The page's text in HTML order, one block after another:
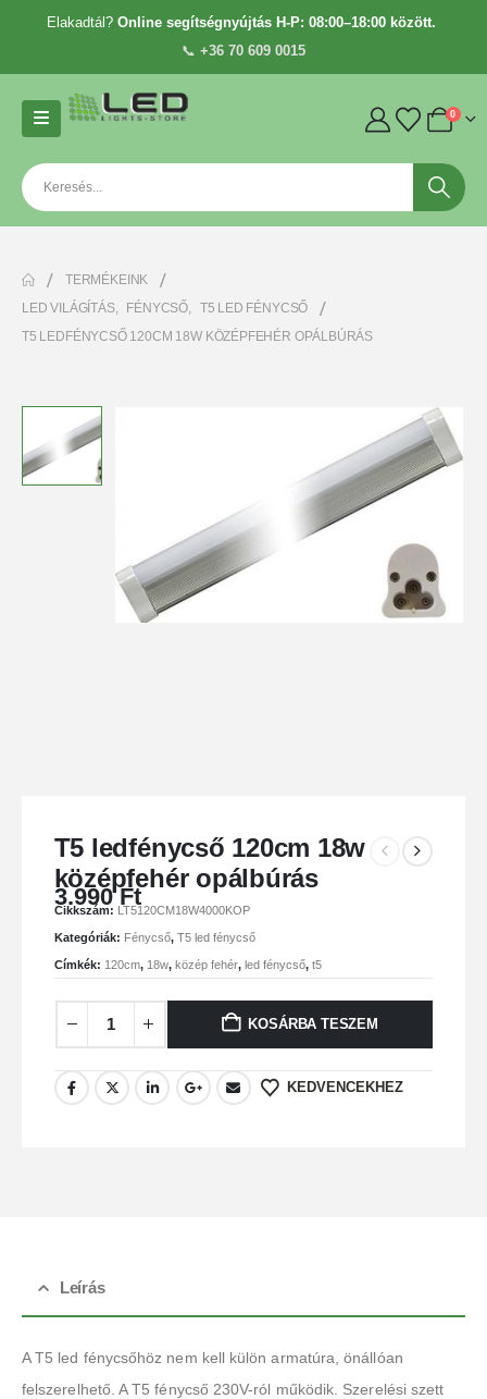
Elakadtál? Online segítségnyújtás H-P: 08:00–18:00 között.
📞 +36 70 609 0015
0
TERMÉKEINK
LED VILÁGÍTÁS, FÉNYCSŐ,
T5 LED FÉNYCSŐ
T5 LEDFÉNYCSŐ 120CM 18W KÖZÉPFEHÉR OPÁLBÚRÁS
T5 ledfénycső 120cm 18w
középfehér opálbúrás
3.990Ft
Cikkszám: LT5120CM18W4000KOP
Kategóriák: Fénycső, T5 led fénycső
Címkék: 120cm, 18w, közép fehér, led fénycső, t5
KOSÁRBA TESZEM
KEDVENCEKHEZ
Leírás
A T5 led fénycsőhöz nem kell külön armatúra, önállóan
felszerelhető. A T5 fénycső 230V-ról működik. Szerelési szett